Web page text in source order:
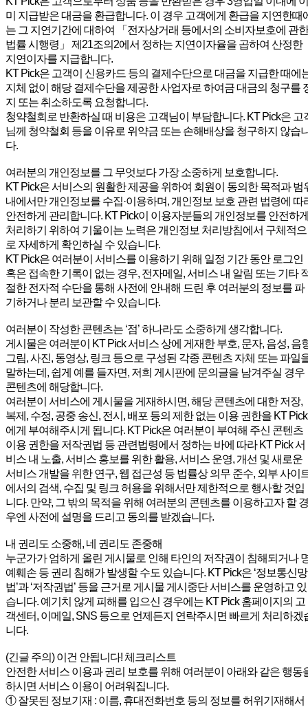
미 지급받은 대금을 환급합니다. 이 경우 고객에게 환급을 지연한때
는 그 지연기간에 대하여 「전자상거래 등에서의 소비자보호에 관한
법률 시행령」 제21조의2에서 정하는 지연이자율을 곱하여 산정한
지연이자를 지급합니다.
KT Pick은 고객이 신용카드 등의 결제수단으로 대금을 지급한 때에
지체 없이 해당 결제수단을 제공한 사업자로 하여금 대금의 청구를
지 또는 취소하도록 요청합니다.
청약철회로 반환하실 때 비용은 고객님이 부담합니다. KT Pick은 고
님께 청약철회 등을 이유로 위약금 또는 손해배상을 청구하지 않습
다.
여러분의 개인정보를 그 무엇보다 가장 소중하게 보호합니다.
KT Pick은 서비스의 원활한 제공을 위하여 회원이 동의한 목적과 범
내에서만 개인정보를 수집·이용하며, 개인정보 보호 관련 법령에 따
안전하게 관리합니다. KT Pick이 이용자분들의 개인정보를 안전하
처리하기 위하여 기울이는 노력은 개인정보 처리방침에서 구체적으
로 자세하게 확인하실 수 있습니다.
KT Pick은 여러분이 서비스를 이용하기 위해 일정 기간 동안 로그인
혹은 접속한 기록이 없는 경우, 전자메일, 서비스 내 알림 또는 기타
절한 전자적 수단을 통해 사전에 안내해 드린 후 여러분의 정보를 파
기하거나 분리 보관할 수 있습니다.
여러분이 작성한 콘텐츠는 ‘점’ 하나라도 소중하게 생각합니다.
게시물은 여러분이 KT Pick 서비스 상에 게재한 부호, 문자, 음성, 음
그림, 사진, 동영상, 링크 등으로 구성된 각종 콘텐츠 자체 또는 파일
말하는데, 쉽게 예를 들자면, 저희 게시판에 문의글을 남겨주실 경우
콘텐츠에 해당합니다.
여러분이 서비스에 게시물을 게재하시면, 해당 콘텐츠에 대한 저장,
복제, 수정, 공중 송신, 전시, 배포 등의 제한 없는 이용 권한을 KT Pick
에게 부여해주시게 됩니다. KT Pick은 여러분이 부여해 주신 콘텐츠
이용 권한을 저작권법 등 관련법령에서 정하는 바에 따라 KT Pick 서
비스 내 노출, 서비스 홍보를 위한 활용, 서비스 운영, 개선 및 새로운
서비스 개발을 위한 연구, 웹 접근성 등 법률상 의무 준수, 외부 사이
에서의 검색, 수집 및 링크 허용을 위해서만 제한적으로 행사할 것입
니다. 만약, 그 밖의 목적을 위해 여러분의 콘텐츠를 이용하고자 할 경
우엔 사전에 설명을 드리고 동의를 받겠습니다.
내 권리도 소중해, 네 권리도 존중해
누군가가 엄하게 올린 게시물로 인해 타인의 저작권이 침해되거나
예훼손 등 권리 침해가 발생할 수도 있습니다. KT Pick은 ‘정보통신망
법’과 ‘저작권법’ 등을 근거로 게시물 게시중단 서비스를 운영하고 있
습니다. 예기치 않게 피해를 입으신 경우에는 KT Pick 홈페이지의 고
객센터, 이메일, SNS 등으로 언제든지 연락주시면 빠르게 처리하겠
니다.
(긴글 주의) 이건 안됩니다! 체크리스트
안전한 서비스 이용과 권리 보호를 위해 여러분이 아래와 같은 행동
하시면 서비스 이용이 어려워집니다.
① 잘못된 정보기재 : 이름, 휴대전화번호 등의 정보를 허위기재해서